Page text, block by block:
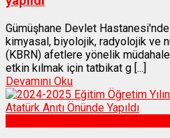
Gümüşhane Devlet
kimyasal, biyolojik, radyolojik ve
(KBRN) afetlere yönelik
etkin kılmak için tatbikat g [...]
Devamını Oku